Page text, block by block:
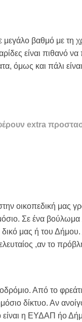
μεγάλο βαθμό με τη
είναι πιθανό
όμως και πάλι
extra
οικοπεδική μας
Σε ένα
μας ή του Δήμου.
,αν το
Από το
δίκτυο. Αν
είναι η ΕΥΔΑΠ ήο